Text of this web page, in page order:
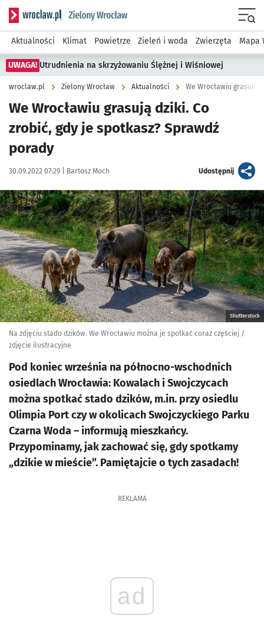
Serwis informacyjny wroclaw.pl podserwis: Środowisko we
Aktualności Klimat Powietrze Zieleń i woda Zwierzęta Mapa
UWAGA! Utrudnienia na skrzyżowaniu Ślężnej i Wiśniowej
wroclaw.pl Zielony Wrocław Aktualności We Wrocławiu grasują
We Wrocławiu grasują dziki. Co
zrobić, gdy je spotkasz? Sprawdź
porady
Data publikacji:
30.09.2022 07:29 | Autor:
Bartosz Moch Udostępnijartykuł
Kliknij, aby powiększyć
Shutterstock
Na zdjęciu stado dzików. We Wrocławiu można je spotkać coraz częściej /
zdjęcie ilustracyjne
Pod koniec września na północno-wschodnich
osiedlach Wrocławia: Kowalach i Swojczycach
można spotkać stado dzików, m.in. przy osiedlu
Olimpia Port czy w okolicach Swojczyckiego Parku
Czarna Woda – informują mieszkańcy.
Przypominamy, jak zachować się, gdy spotkamy
„dzikie w mieście”. Pamiętajcie o tych zasadach!
REKLAMA
ad